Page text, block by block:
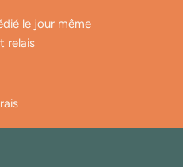
le jour même
relais